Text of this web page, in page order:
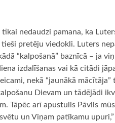
tikai nedaudzi pamana, ka
tieši pretēju viedokli. Luters
“kalpošanā” baznīcā – ja
izdalīšanas vai kā citādi
nekā “jaunākā
Dievam un tādējādi
Tāpēc arī apustulis Pāvils
un Viņam patīkamu